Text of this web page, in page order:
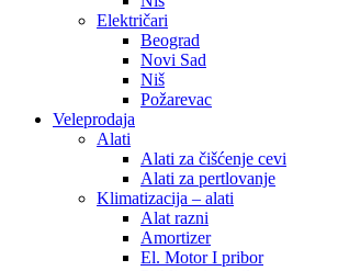
Električari
Beograd
Novi Sad
Niš
Požarevac
Veleprodaja
Alati
Alati za čišćenje cevi
Alati za pertlovanje
Klimatizacija – alati
Alat razni
Amortizer
El. Motor I pribor